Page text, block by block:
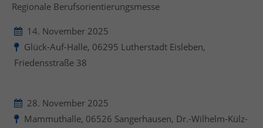
Regionale Berufsorientierungsmesse
14. November 2025
Glück-Auf-Halle, 06295 Lutherstadt Eisleben,
Friedensstraße 38
28. November 2025
Mammuthalle, 06526 Sangerhausen, Dr.-Wilhelm-Külz-